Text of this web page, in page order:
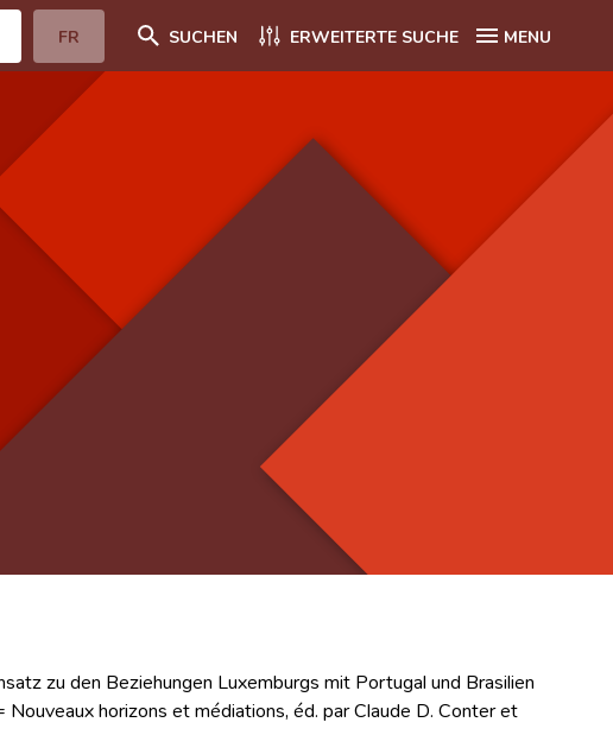
FR SUCHEN ERWEITERTE SUCHE MENU
zu den Beziehungen Luxemburgs mit Portugal und Brasilien
horizons et médiations, éd. par Claude D. Conter et